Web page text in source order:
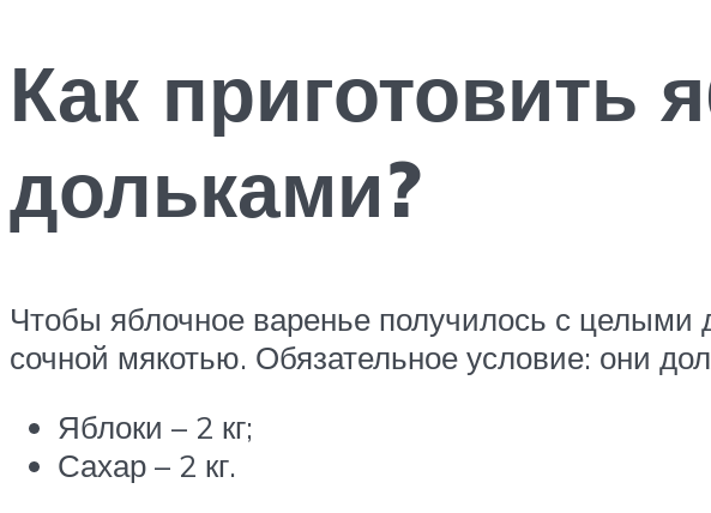
Как приготовить
дольками?
Чтобы яблочное варенье получилось с целыми
сочной мякотью. Обязательное условие: они
Яблоки – 2 кг;
Сахар – 2 кг.